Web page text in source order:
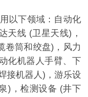
以下领域：自动化
天线 (卫星天线)，
卷筒和绞盘)，风力
化机器人手臂、下
接机器人)，游乐设
)，检测设备 (井下